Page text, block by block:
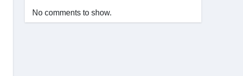
No comments to show.